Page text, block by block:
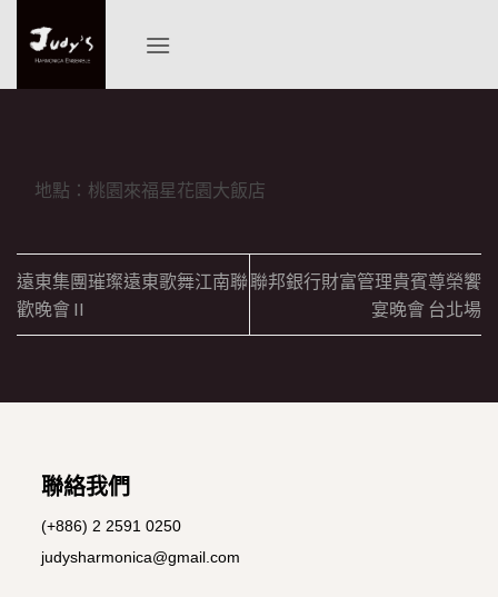
content
地點：桃園來福星花園大飯店
遠東集團璀璨遠東歌舞江南聯
歡晚會 II
聯邦銀行財富管理貴賓尊榮饗
宴晚會 台北場
聯絡我們
(+886) 2 2591 0250
judysharmonica@gmail.com